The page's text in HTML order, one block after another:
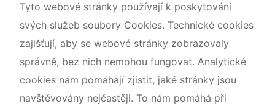
Tyto webové stránky používají k poskytování
svých služeb soubory Cookies. Technické cookies
zajišťují, aby se webové stránky zobrazovaly
správně, bez nich nemohou fungovat. Analytické
cookies nám pomáhají zjistit, jaké stránky jsou
navštěvovány nejčastěji. To nám pomáhá při